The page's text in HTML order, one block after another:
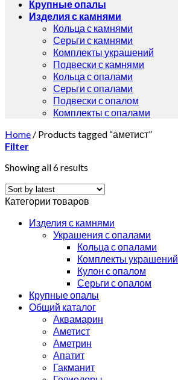
Крупные опалы
Изделия с камнями
Кольца с камнями
Серьги с камнями
Комплекты украшений
Подвески с камнями
Кольца с опалами
Серьги с опалами
Подвески с опалом
Комплекты с опалами
Home / Products tagged “аметист”
Filter
Showing all 6 results
Категории товаров
Изделия с камнями
Украшения с опалами
Кольца с опалами
Комплекты украшений
Кулон с опалом
Серьги с опалом
Крупные опалы
Общий каталог
Аквамарин
Аметист
Аметрин
Апатит
Гакманит